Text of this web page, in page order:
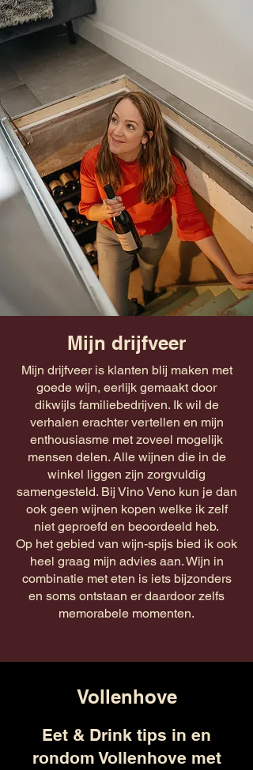
Mijn drijfveer
Mijn drijfveer is klanten blij maken met
goede wijn, eerlijk gemaakt door
dikwijls familiebedrijven. Ik wil de
verhalen erachter vertellen en mijn
enthousiasme met zoveel mogelijk
mensen delen. Alle wijnen die in de
winkel liggen zijn zorgvuldig
samengesteld. Bij Vino Veno kun je dan
ook geen wijnen kopen welke ik zelf
niet geproefd en beoordeeld heb.
Op het gebied van wijn-spijs bied ik ook
heel graag mijn advies aan. Wijn in
combinatie met eten is iets bijzonders
en soms ontstaan er daardoor zelfs
memorabele momenten.
Vollenhove
Eet & Drink tips in en
rondom Vollenhove met